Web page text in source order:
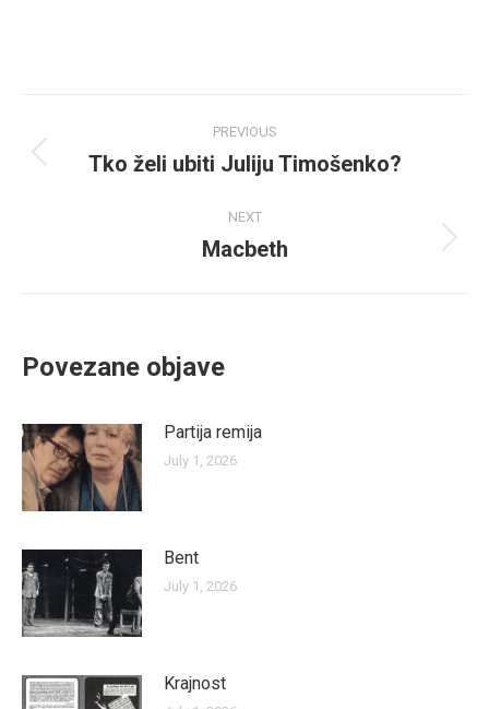
navigation
PREVIOUS
Previous
Tko želi ubiti Juliju Timošenko?
NEXT
Next
Macbeth
Povezane objave
Partija remija
July 1, 2026
Bent
July 1, 2026
Krajnost